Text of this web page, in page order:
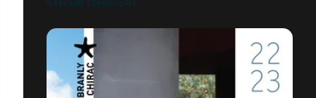
WEEKEND ETHNOLOGIE